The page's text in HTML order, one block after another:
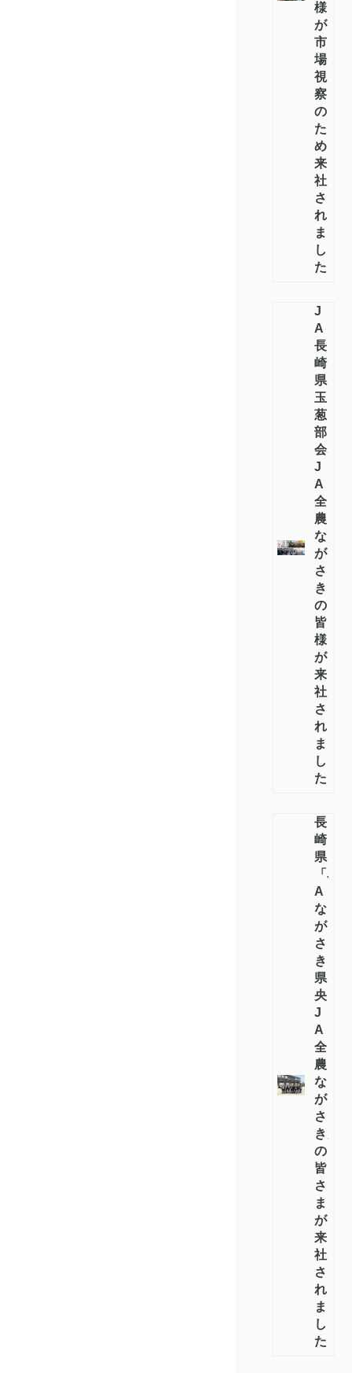
様
が
市
場
視
察
の
た
め
来
社
さ
れ
ま
し
た
J
A
長
崎
県
玉
葱
部
会、
J
A
全
農
な
が
さ
き
の
皆
様
が
来
社
さ
れ
ま
し
た
長
崎
県
「J
A
な
が
さ
き
県
央・
J
A
全
農
な
が
さ
き」
の
皆
さ
ま
が
来
社
さ
れ
ま
し
た